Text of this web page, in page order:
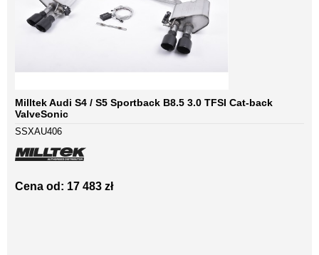
Milltek Audi S4 / S5 Sportback B8.5 3.0 TFSI Cat-back
ValveSonic
SSXAU406
Cena od: 17 483 zł